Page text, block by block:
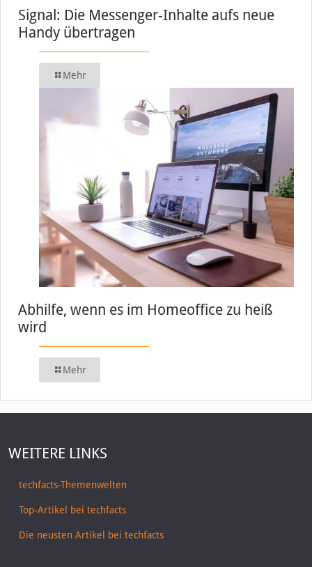
Signal: Die Messenger-Inhalte aufs neue
Handy übertragen
Mehr
Abhilfe, wenn es im Homeoffice zu heiß
wird
Mehr
WEITERE LINKS
techfacts-Themenwelten
Top-Artikel bei techfacts
Die neusten Artikel bei techfacts